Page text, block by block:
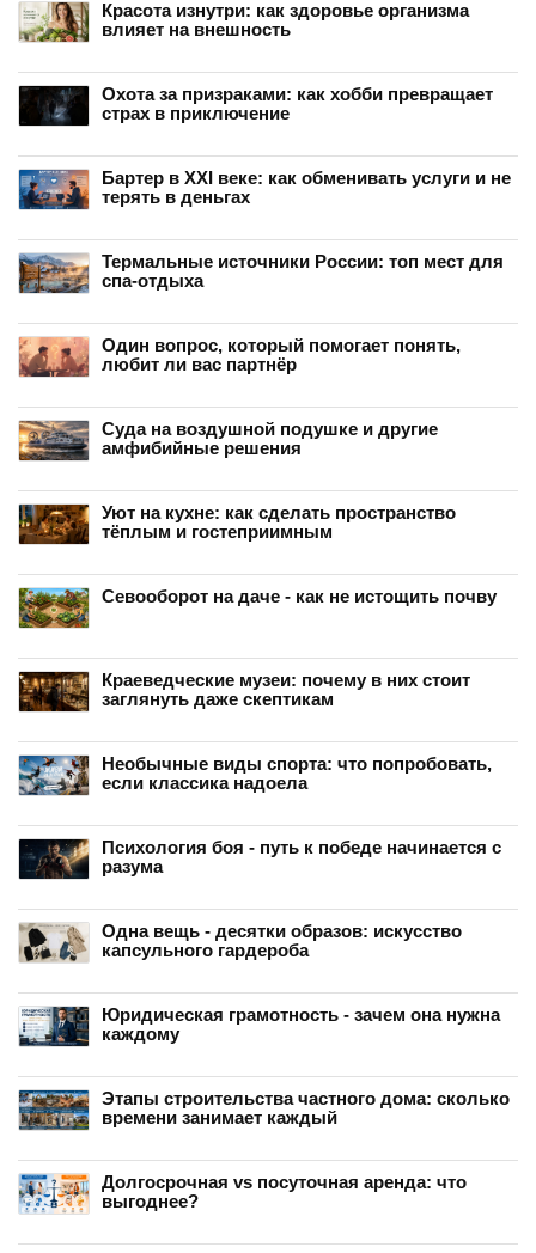
Красота изнутри: как здоровье организма
влияет на внешность
Охота за призраками: как хобби превращает
страх в приключение
Бартер в XXI веке: как обменивать услуги и не
терять в деньгах
Термальные источники России: топ мест для
спа-отдыха
Один вопрос, который помогает понять,
любит ли вас партнёр
Суда на воздушной подушке и другие
амфибийные решения
Уют на кухне: как сделать пространство
тёплым и гостеприимным
Севооборот на даче - как не истощить почву
Краеведческие музеи: почему в них стоит
заглянуть даже скептикам
Необычные виды спорта: что попробовать,
если классика надоела
Психология боя - путь к победе начинается с
разума
Одна вещь - десятки образов: искусство
капсульного гардероба
Юридическая грамотность - зачем она нужна
каждому
Этапы строительства частного дома: сколько
времени занимает каждый
Долгосрочная vs посуточная аренда: что
выгоднее?